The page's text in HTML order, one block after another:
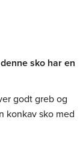
sko har en
godt greb og
konkav sko med